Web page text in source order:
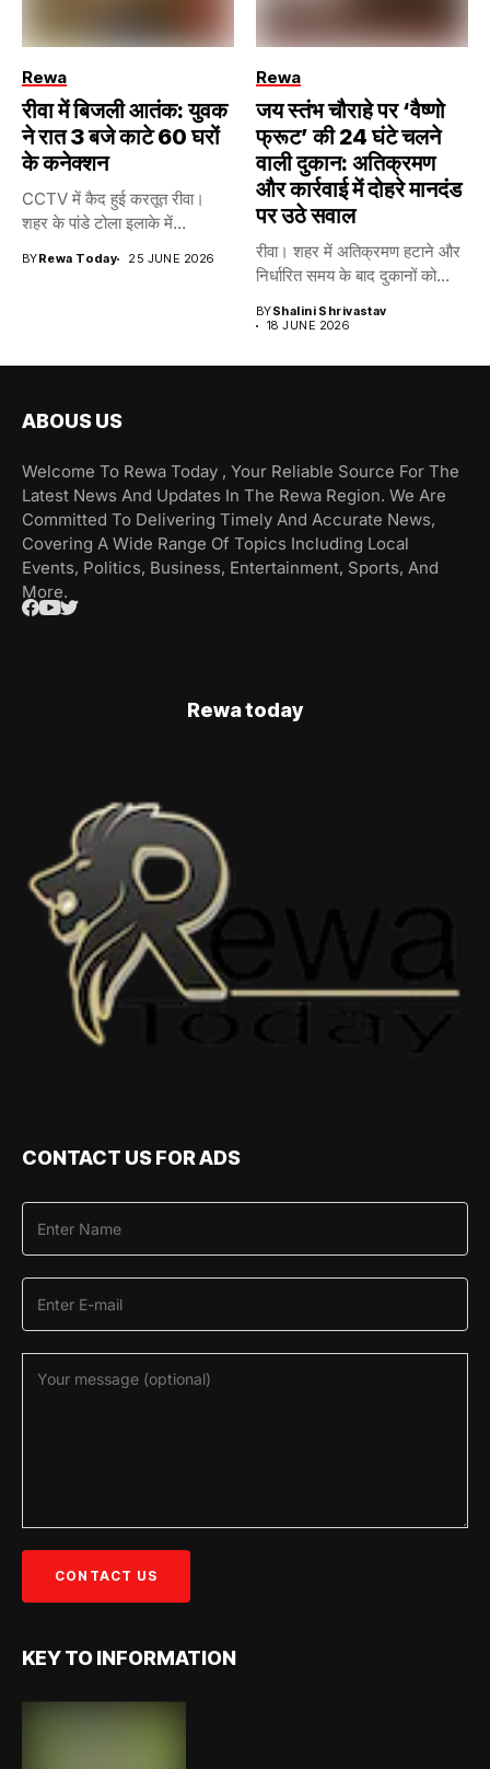
Rewa
रीवा में बिजली आतंक: युवक
ने रात 3 बजे काटे 60 घरों
के कनेक्शन
CCTV में कैद हुई करतूत रीवा।
शहर के पांडे टोला इलाके में...
BYRewa Today 25 JUNE 2026
Rewa
जय स्तंभ चौराहे पर ‘वैष्णो
फ्रूट’ की 24 घंटे चलने
वाली दुकान: अतिक्रमण
और कार्रवाई में दोहरे मानदंड
पर उठे सवाल
रीवा। शहर में अतिक्रमण हटाने और
निर्धारित समय के बाद दुकानों को...
BYShalini Shrivastav
18 JUNE 2026
ABOUS US
Welcome To Rewa Today , Your Reliable Source For The
Latest News And Updates In The Rewa Region. We Are
Committed To Delivering Timely And Accurate News,
Covering A Wide Range Of Topics Including Local
Events, Politics, Business, Entertainment, Sports, And
More.
Rewa today
CONTACT US FOR ADS
KEY TO INFORMATION